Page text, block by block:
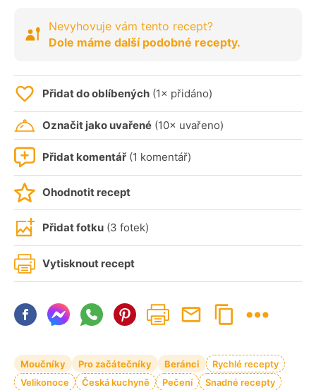
Nevyhovuje vám tento recept?
Dole máme další podobné recepty.
Přidat do oblíbených (1× přidáno)
Označit jako uvařené (10× uvařeno)
Přidat komentář (1 komentář)
Ohodnotit recept
Přidat fotku (3 fotek)
Vytisknout recept
Moučníky Pro začátečníky Beránci
Rychlé recepty
Velikonoce
Česká kuchyně Pečení
Snadné recepty